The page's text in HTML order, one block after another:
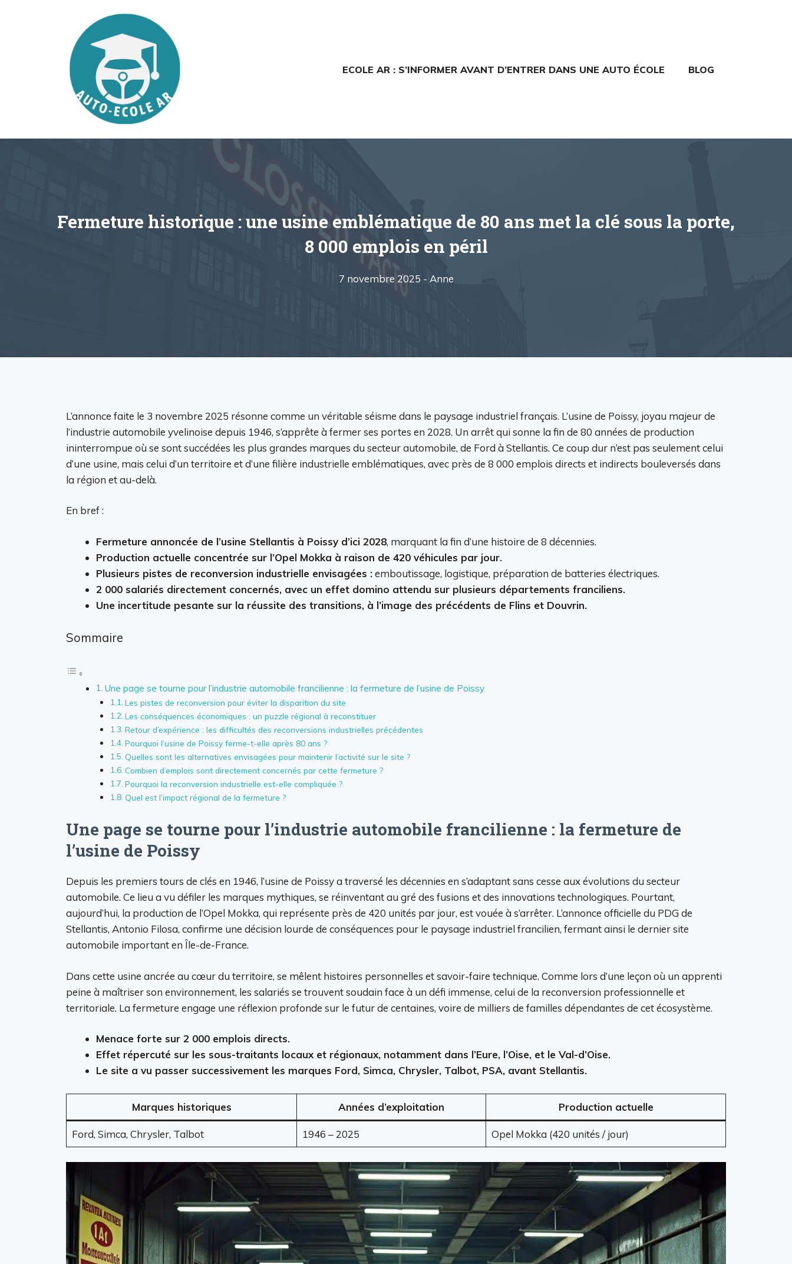
ECOLE AR : S’INFORMER AVANT D’ENTRER DANS UNE AUTO ÉCOLE BLOG
Fermeture historique : une usine emblématique de 80 ans met la clé sous la porte,
8 000 emplois en péril
7 novembre 2025 - Anne
L’annonce faite le 3 novembre 2025 résonne comme un véritable séisme dans le paysage industriel français. L’usine de Poissy, joyau majeur de
l’industrie automobile yvelinoise depuis 1946, s’apprête à fermer ses portes en 2028. Un arrêt qui sonne la fin de 80 années de production
ininterrompue où se sont succédées les plus grandes marques du secteur automobile, de Ford à Stellantis. Ce coup dur n’est pas seulement celui
d’une usine, mais celui d’un territoire et d’une filière industrielle emblématiques, avec près de 8 000 emplois directs et indirects bouleversés dans
la région et au-delà.
En bref :
Fermeture annoncée de l’usine Stellantis à Poissy d’ici 2028, marquant la fin d’une histoire de 8 décennies.
Production actuelle concentrée sur l’Opel Mokka à raison de 420 véhicules par jour.
Plusieurs pistes de reconversion industrielle envisagées :emboutissage, logistique, préparation de batteries électriques.
2 000 salariés directement concernés, avec un effet domino attendu sur plusieurs départements franciliens.
Une incertitude pesante sur la réussite des transitions, à l’image des précédents de Flins et Douvrin.
Sommaire
Une page se tourne pour l’industrie automobile francilienne : la fermeture de l’usine de Poissy
Les pistes de reconversion pour éviter la disparition du site
Les conséquences économiques : un puzzle régional à reconstituer
Retour d’expérience : les difficultés des reconversions industrielles précédentes
Pourquoi l’usine de Poissy ferme-t-elle après 80 ans ?
Quelles sont les alternatives envisagées pour maintenir l’activité sur le site ?
Combien d’emplois sont directement concernés par cette fermeture ?
Pourquoi la reconversion industrielle est-elle compliquée ?
Quel est l’impact régional de la fermeture ?
Une page se tourne pour l’industrie automobile francilienne : la fermeture de
l’usine de Poissy
Depuis les premiers tours de clés en 1946, l’usine de Poissy a traversé les décennies en s’adaptant sans cesse aux évolutions du secteur
automobile. Ce lieu a vu défiler les marques mythiques, se réinventant au gré des fusions et des innovations technologiques. Pourtant,
aujourd’hui, la production de l’Opel Mokka, qui représente près de 420 unités par jour, est vouée à s’arrêter. L’annonce officielle du PDG de
Stellantis, Antonio Filosa, confirme une décision lourde de conséquences pour le paysage industriel francilien, fermant ainsi le dernier site
automobile important en Île-de-France.
Dans cette usine ancrée au cœur du territoire, se mêlent histoires personnelles et savoir-faire technique. Comme lors d’une leçon où un apprenti
peine à maîtriser son environnement, les salariés se trouvent soudain face à un défi immense, celui de la reconversion professionnelle et
territoriale. La fermeture engage une réflexion profonde sur le futur de centaines, voire de milliers de familles dépendantes de cet écosystème.
Menace forte sur 2 000 emplois directs.
Effet répercuté sur les sous-traitants locaux et régionaux, notamment dans l’Eure, l’Oise, et le Val-d’Oise.
Le site a vu passer successivement les marques Ford, Simca, Chrysler, Talbot, PSA, avant Stellantis.
Marques historiques Années d’exploitation Production actuelle
Ford, Simca, Chrysler, Talbot 1946 – 2025 Opel Mokka (420 unités / jour)